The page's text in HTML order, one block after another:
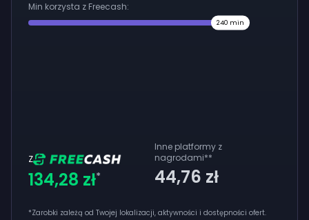
Min korzysta z Freecash:
240 min
Z
134,28 zł*
Inne platformy z
nagrodami**
44,76 zł
*Zarobki zależą od Twojej lokalizacji, aktywności i dostępności ofert.